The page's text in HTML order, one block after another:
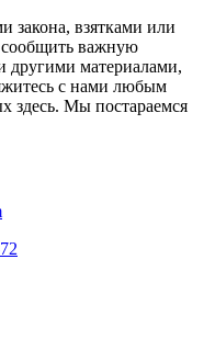
закона, взятками или
сообщить важную
другими материалами,
с нами любым
здесь. Мы постараемся